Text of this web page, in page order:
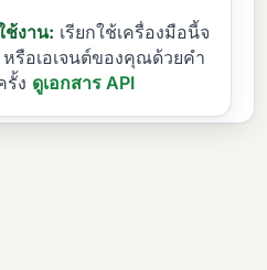
ช้งาน: เรียกใช้เครื่องมือนี้จ
รือเอเจนต์ของคุณด้วยคำ
รั้ง ดูเอกสาร API